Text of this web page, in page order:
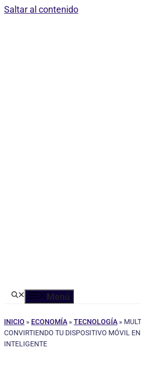
Saltar al contenido
Menú
INICIO » ECONOMÍA » TECNOLOGÍA »
CONVIRTIENDO TU DISPOSITIVO MÓVIL
INTELIGENTE